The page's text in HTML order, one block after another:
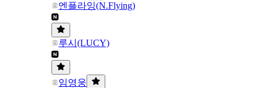
엔플라잉(N.Flying)
루시(LUCY)
임영웅